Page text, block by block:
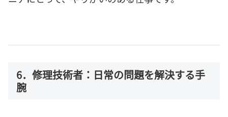
6．修理技術者：日常の問題を解決する手
腕